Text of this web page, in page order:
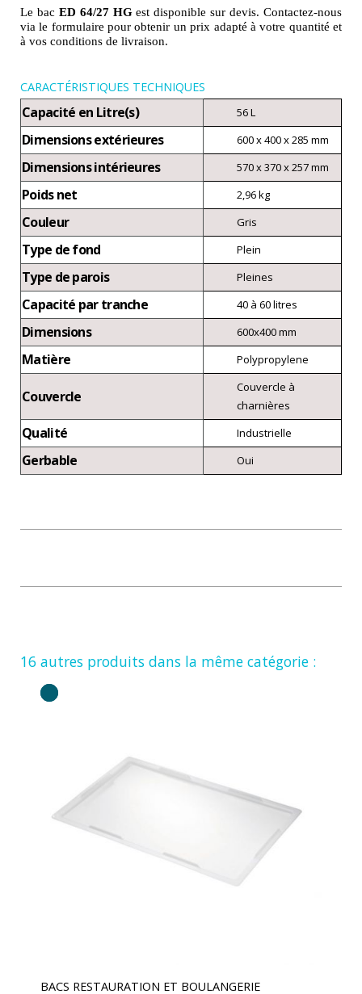
Le bac ED 64/27 HGest disponible sur devis. Contactez-nous
via le formulaire pour obtenir un prix adapté à votre quantité et
à vos conditions de livraison.
CARACTÉRISTIQUES TECHNIQUES
Capacité en Litre(s) 56 L
Dimensions extérieures 600 x 400 x 285 mm
Dimensions intérieures 570 x 370 x 257 mm
Poids net 2,96 kg
Couleur Gris
Type de fond Plein
Type de parois Pleines
Capacité par tranche 40 à 60 litres
Dimensions 600x400 mm
Matière Polypropylene
Couvercle
Couvercle à
charnières
Qualité Industrielle
Gerbable Oui
16 autres produits dans la même catégorie :
BACS RESTAURATION ET BOULANGERIE